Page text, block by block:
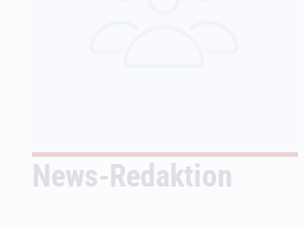
News-Redaktion